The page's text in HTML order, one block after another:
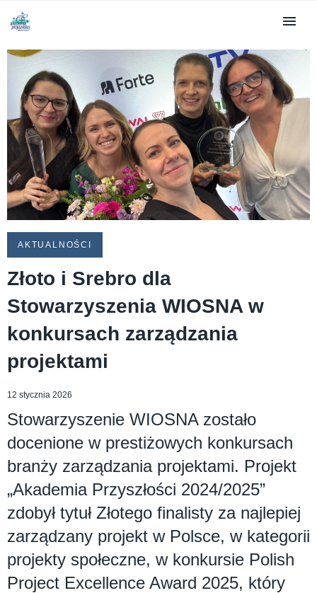
AKTUALNOŚCI
Złoto i Srebro dla
Stowarzyszenia WIOSNA w
konkursach zarządzania
projektami
12 stycznia 2026
Stowarzyszenie WIOSNA zostało
docenione w prestiżowych konkursach
branży zarządzania projektami. Projekt
„Akademia Przyszłości 2024/2025”
zdobył tytuł Złotego finalisty za najlepiej
zarządzany projekt w Polsce, w kategorii
projekty społeczne, w konkursie Polish
Project Excellence Award 2025, który